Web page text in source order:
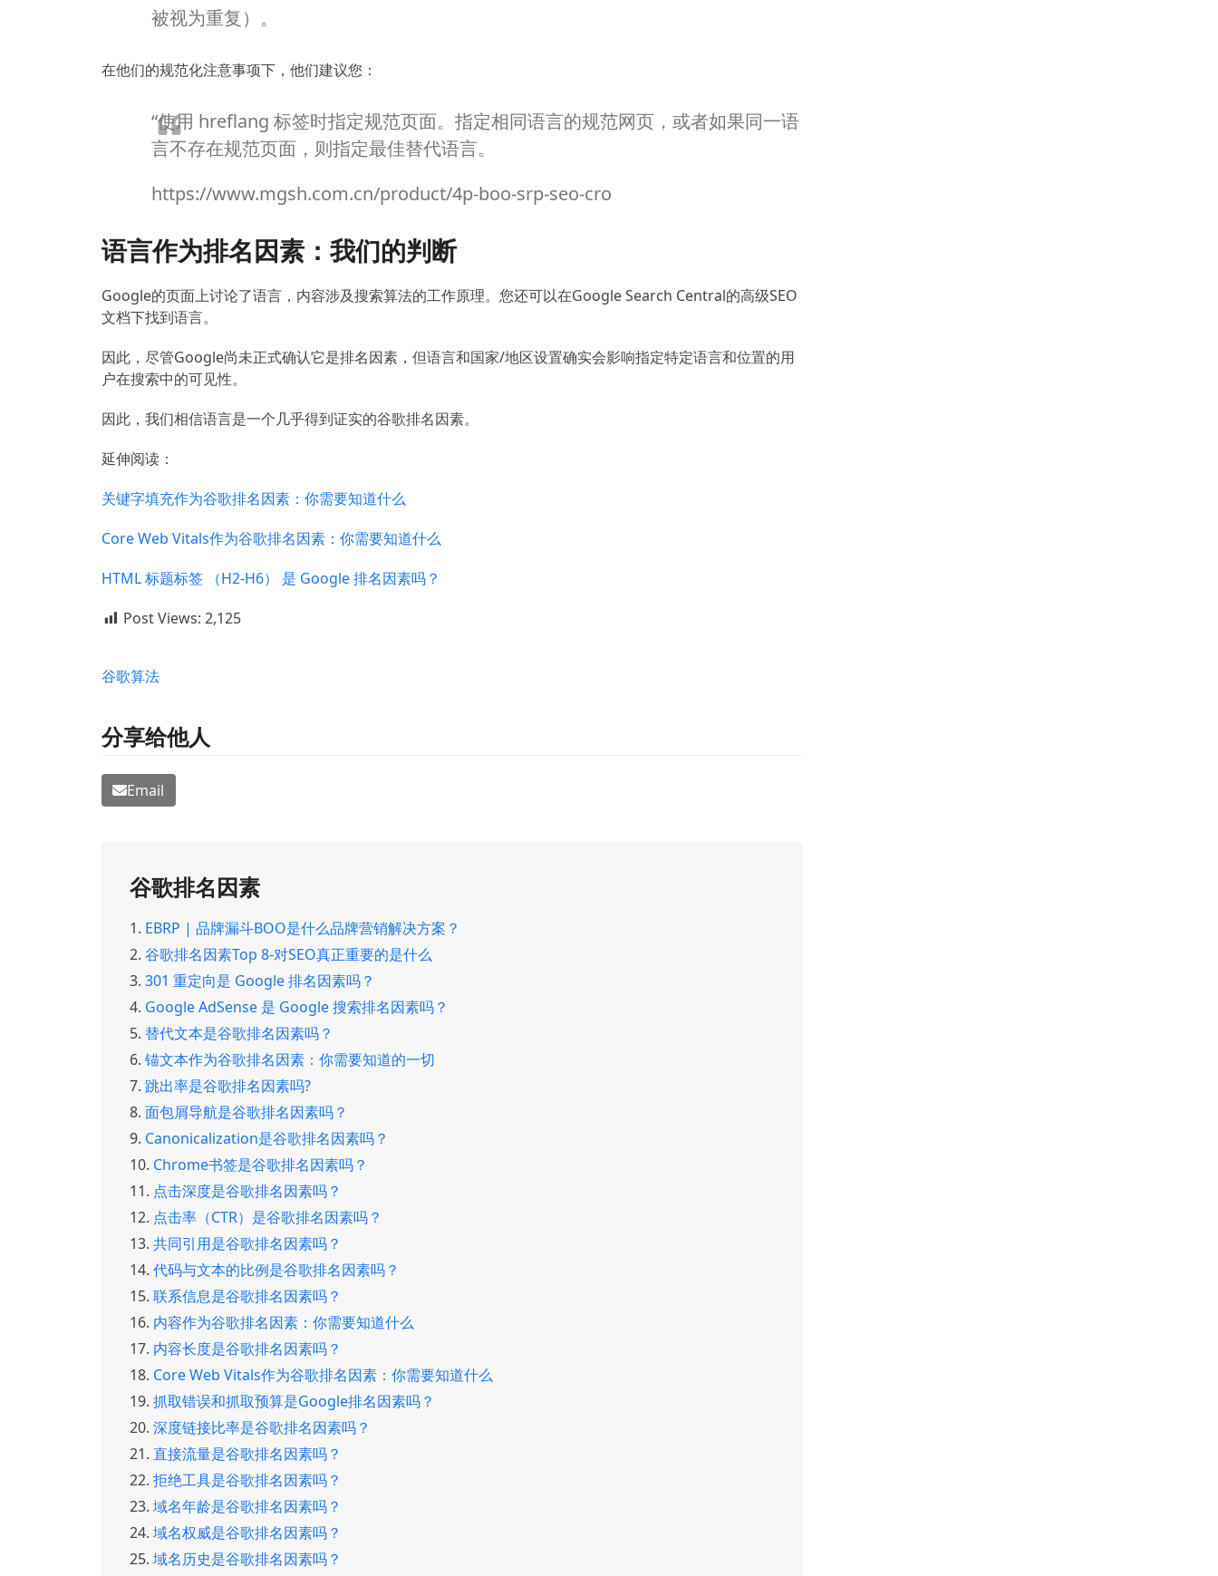
被视为重复）。
在他们的规范化注意事项下，他们建议您：
“使用 hreflang 标签时指定规范页面。 指定相同语言的规范网页，或者如果同一语
言不存在规范页面，则指定最佳替代语言。
https://www.mgsh.com.cn/product/4p-boo-srp-seo-cro
语言作为排名因素：我们的判断
Google的页面上讨论了语言，内容涉及搜索算法的工作原理。 您还可以在Google Search Central的高级SEO
文档下找到语言。
因此，尽管Google尚未正式确认它是排名因素，但语言和国家/地区设置确实会影响指定特定语言和位置的用
户在搜索中的可见性。
因此，我们相信语言是一个几乎得到证实的谷歌排名因素。
延伸阅读：
关键字填充作为谷歌排名因素：你需要知道什么
Core Web Vitals作为谷歌排名因素：你需要知道什么
HTML 标题标签 （H2-H6） 是 Google 排名因素吗？
Post Views: 2,125
谷歌算法
分享给他人
Email
谷歌排名因素
1. EBRP | 品牌漏斗BOO是什么品牌营销解决方案？
2. 谷歌排名因素Top 8-对SEO真正重要的是什么
3. 301 重定向是 Google 排名因素吗？
4. Google AdSense 是 Google 搜索排名因素吗？
5. 替代文本是谷歌排名因素吗？
6. 锚文本作为谷歌排名因素：你需要知道的一切
7. 跳出率是谷歌排名因素吗?
8. 面包屑导航是谷歌排名因素吗？
9. Canonicalization是谷歌排名因素吗？
10. Chrome书签是谷歌排名因素吗？
11. 点击深度是谷歌排名因素吗？
12. 点击率（CTR）是谷歌排名因素吗？
13. 共同引用是谷歌排名因素吗？
14. 代码与文本的比例是谷歌排名因素吗？
15. 联系信息是谷歌排名因素吗？
16. 内容作为谷歌排名因素：你需要知道什么
17. 内容长度是谷歌排名因素吗？
18. Core Web Vitals作为谷歌排名因素：你需要知道什么
19. 抓取错误和抓取预算是Google排名因素吗？
20. 深度链接比率是谷歌排名因素吗？
21. 直接流量是谷歌排名因素吗？
22. 拒绝工具是谷歌排名因素吗？
23. 域名年龄是谷歌排名因素吗？
24. 域名权威是谷歌排名因素吗？
25. 域名历史是谷歌排名因素吗？